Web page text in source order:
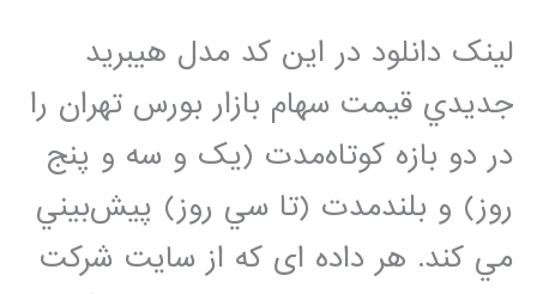
لینک دانلود در اين کد مدل هيبريد
جديدي قيمت سهام بازار بورس تهران را
در دو بازه کوتاه‌مدت (يک و سه و پنج
روز) و بلندمدت (تا سي روز) پيش‌بيني
مي کند. هر داده ای که از سایت شركت